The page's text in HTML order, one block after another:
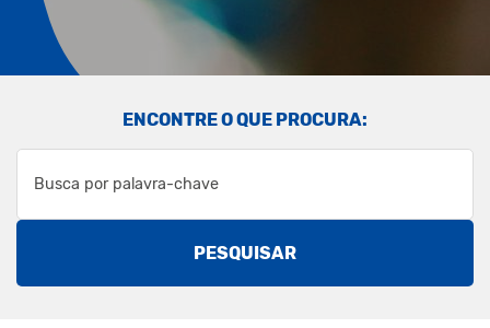
ENCONTRE O QUE PROCURA:
PESQUISAR